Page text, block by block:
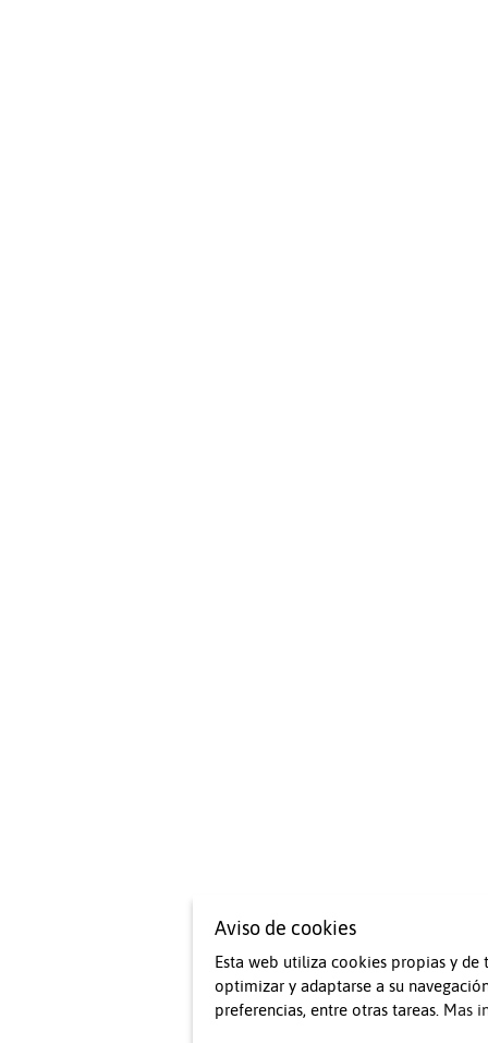
Aviso de cookies
Esta web utiliza cookies propias y de
optimizar y adaptarse a su
preferencias, entre otras tareas. Mas